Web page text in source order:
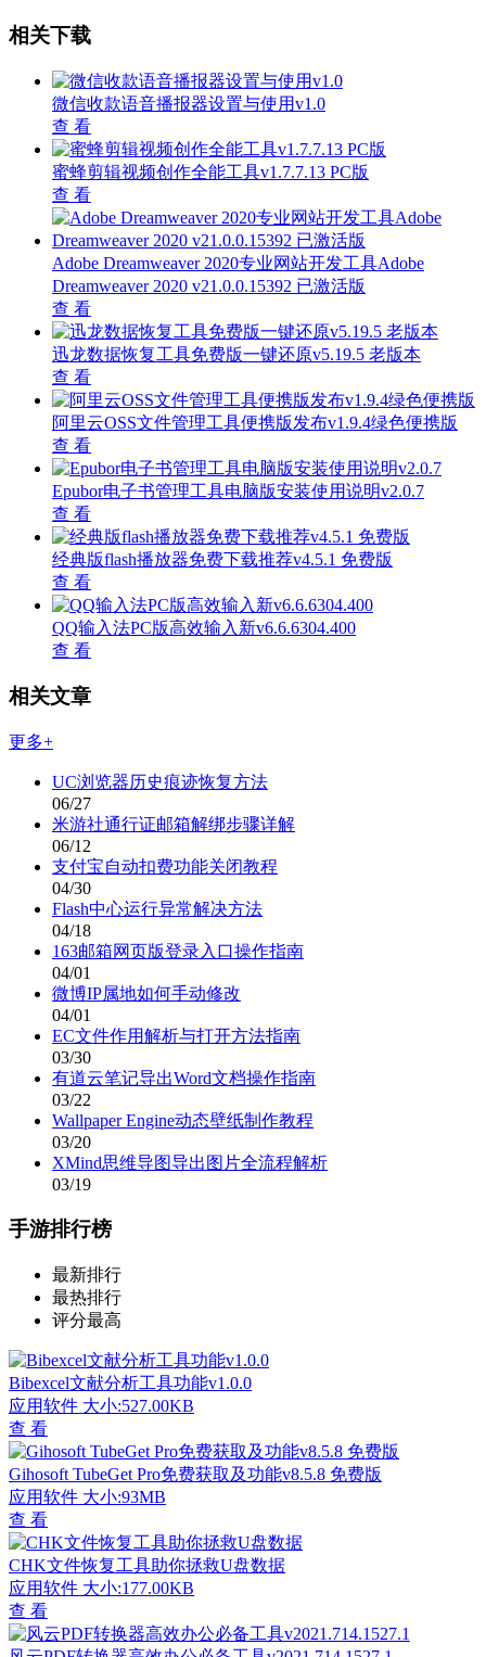
相关下载
微信收款语音播报器设置与使用v1.0
查 看
蜜蜂剪辑视频创作全能工具v1.7.7.13 PC版
查 看
Adobe Dreamweaver 2020专业网站开发工具Adobe
Dreamweaver 2020 v21.0.0.15392 已激活版
查 看
迅龙数据恢复工具免费版一键还原v5.19.5 老版本
查 看
阿里云OSS文件管理工具便携版发布v1.9.4绿色便携版
查 看
Epubor电子书管理工具电脑版安装使用说明v2.0.7
查 看
经典版flash播放器免费下载推荐v4.5.1 免费版
查 看
QQ输入法PC版高效输入新v6.6.6304.400
查 看
相关文章
更多+
UC浏览器历史痕迹恢复方法
06/27
米游社通行证邮箱解绑步骤详解
06/12
支付宝自动扣费功能关闭教程
04/30
Flash中心运行异常解决方法
04/18
163邮箱网页版登录入口操作指南
04/01
微博IP属地如何手动修改
04/01
EC文件作用解析与打开方法指南
03/30
有道云笔记导出Word文档操作指南
03/22
Wallpaper Engine动态壁纸制作教程
03/20
XMind思维导图导出图片全流程解析
03/19
手游排行榜
最新排行
最热排行
评分最高
Bibexcel文献分析工具功能v1.0.0
应用软件 大小:527.00KB
查 看
Gihosoft TubeGet Pro免费获取及功能v8.5.8 免费版
应用软件 大小:93MB
查 看
CHK文件恢复工具助你拯救U盘数据
应用软件 大小:177.00KB
查 看